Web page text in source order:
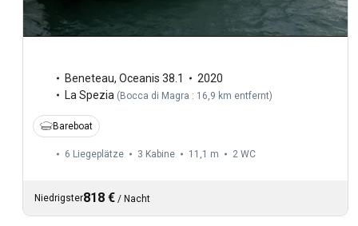
Beneteau, Oceanis 38.1
2020
La Spezia (Bocca di Magra : 16,9 km entfernt)
Bareboat
6 Liegeplätze 3 Kabine 11,1 m 2 WC
Niedrigster818 € / Nacht